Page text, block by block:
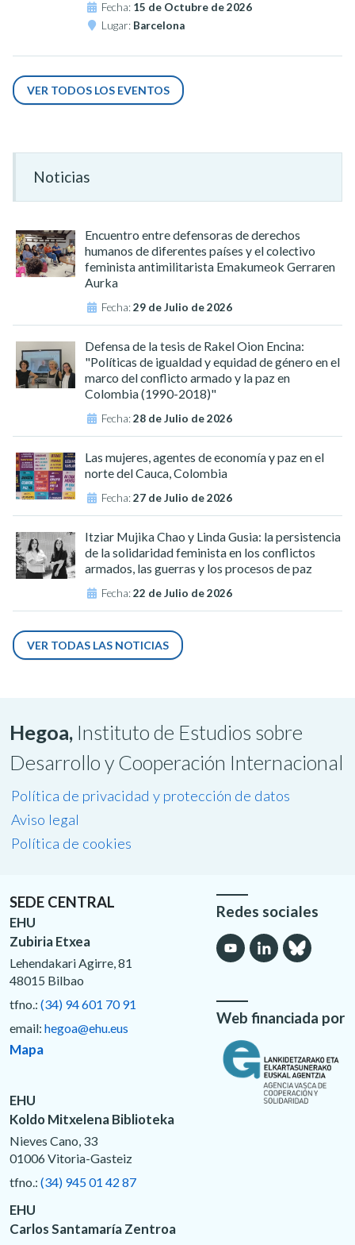
Fecha: 15 de Octubre de 2026
Lugar: Barcelona
VER TODOS LOS EVENTOS
Noticias
Encuentro entre defensoras de derechos
humanos de diferentes países y el colectivo
feminista antimilitarista Emakumeok Gerraren
Aurka
Fecha:29 de Julio de 2026
Defensa de la tesis de Rakel Oion Encina:
"Políticas de igualdad y equidad de género en el
marco del conflicto armado y la paz en
Colombia (1990-2018)"
Fecha:28 de Julio de 2026
Las mujeres, agentes de economía y paz en el
norte del Cauca, Colombia
Fecha:27 de Julio de 2026
Itziar Mujika Chao y Linda Gusia: la persistencia
de la solidaridad feminista en los conflictos
armados, las guerras y los procesos de paz
Fecha:22 de Julio de 2026
VER TODAS LAS NOTICIAS
Hegoa, Instituto de Estudios sobre
Desarrollo y Cooperación Internacional
Política de privacidad y protección de datos
Aviso legal
Política de cookies
SEDE CENTRAL
EHU
Zubiria Etxea
Lehendakari Agirre, 81
48015 Bilbao
tfno.: (34) 94 601 70 91
email: hegoa@ehu.eus
Mapa
EHU
Koldo Mitxelena Biblioteka
Nieves Cano, 33
01006 Vitoria-Gasteiz
tfno.: (34) 945 01 42 87
EHU
Carlos Santamaría Zentroa
Redes sociales
Web financiada por